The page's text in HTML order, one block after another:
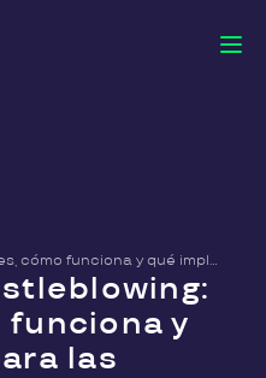
funciona y
las
Directiva Whistleblowing: qué es, cómo funciona y qué implica para las empresas